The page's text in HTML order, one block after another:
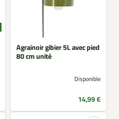
Agrainoir gibier 5L avec pied
80 cm unité
Disponible
Prix
14,99 €